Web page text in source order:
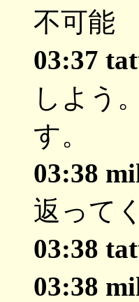
不可能
03:37
しよう
す。
03:38
返って
03:38
03:38